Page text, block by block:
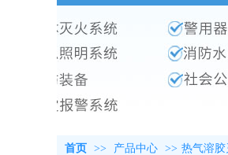
首页 >> 产品中心 >> 热气溶